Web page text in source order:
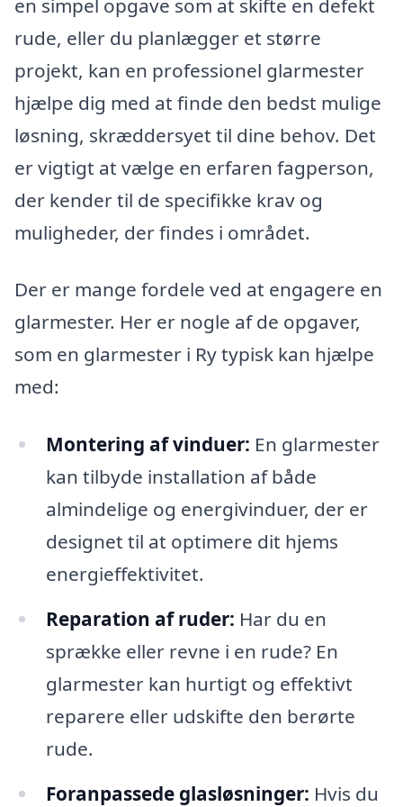
en simpel opgave som at skifte en defekt
rude, eller du planlægger et større
projekt, kan en professionel glarmester
hjælpe dig med at finde den bedst mulige
løsning, skræddersyet til dine behov. Det
er vigtigt at vælge en erfaren fagperson,
der kender til de specifikke krav og
muligheder, der findes i området.
Der er mange fordele ved at engagere en
glarmester. Her er nogle af de opgaver,
som en glarmester i Ry typisk kan hjælpe
med:
Montering af vinduer: En glarmester
kan tilbyde installation af både
almindelige og energivinduer, der er
designet til at optimere dit hjems
energieffektivitet.
Reparation af ruder: Har du en
sprække eller revne i en rude? En
glarmester kan hurtigt og effektivt
reparere eller udskifte den berørte
rude.
Foranpassede glasløsninger: Hvis du